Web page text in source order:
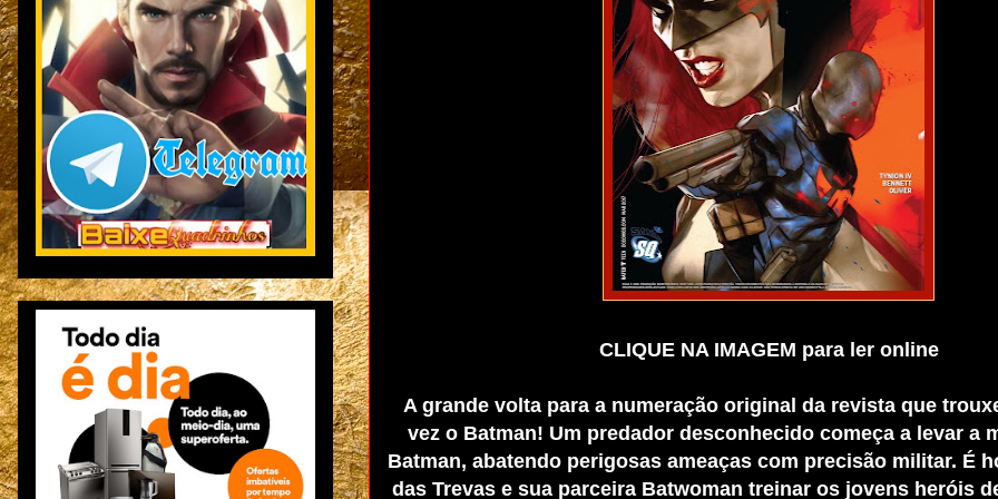
CLIQUE NA IMAGEM para ler online
A grande volta para a numeração original da revista que
vez o Batman! Um predador desconhecido começa a levar a
Batman, abatendo perigosas ameaças com precisão militar. É
das Trevas e sua parceira Batwoman treinar os jovens heróis